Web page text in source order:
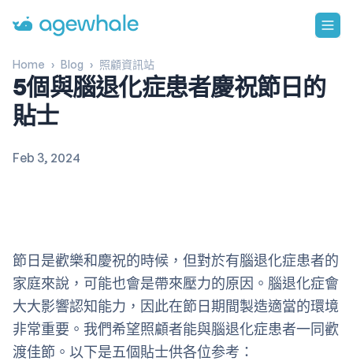
Go to homepage
Home › Blog › 照顧資訊站
5個與腦退化症患者慶祝節日的
貼士
Feb 3, 2024
節日是歡樂和慶祝的時候，但對於有腦退化症患者的
家庭來說，可能也會是帶來壓力的原因。腦退化症會
大大影響認知能力，因此在節日期間製造適當的環境
非常重要。我們希望照顧者能與腦退化症患者一同歡
渡佳節。以下是五個貼士供各位参考：